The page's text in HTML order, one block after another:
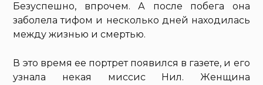
Безуспешно, впрочем. А после побега она
заболела тифом и несколько дней находилась
между жизнью и смертью.
В это время ее портрет появился в газете, и его
узнала некая миссис Нил. Женщина